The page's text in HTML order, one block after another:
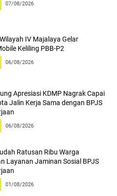
07/08/2026
IV Majalaya Gelar
Keliling PBB-P2
06/08/2026
Apresiasi KDMP Nagrak Capai
Jalin Kerja Sama dengan BPJS
06/08/2026
Ratusan Ribu Warga
Layanan Jaminan Sosial BPJS
01/08/2026